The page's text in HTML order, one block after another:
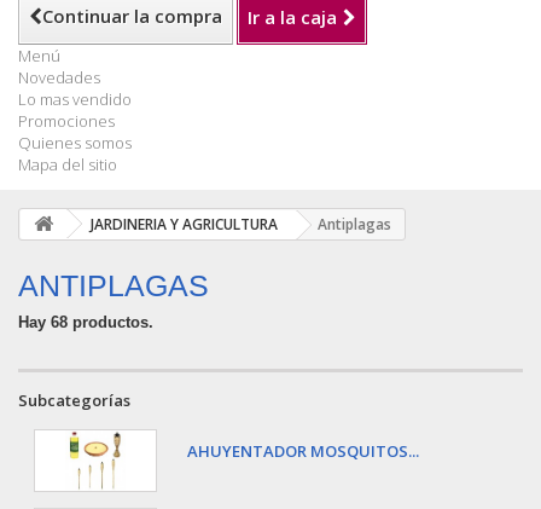
Continuar la compra Ir a la caja
Menú
Novedades
Lo mas vendido
Promociones
Quienes somos
Mapa del sitio
JARDINERIA Y AGRICULTURA Antiplagas
ANTIPLAGAS
Hay 68 productos.
Subcategorías
AHUYENTADOR MOSQUITOS...